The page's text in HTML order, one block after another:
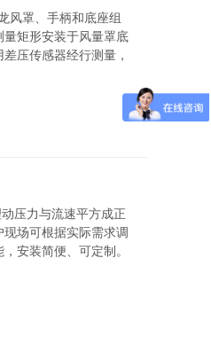
风罩、手柄和底座组
矩形安装于风量罩底
压传感器经行测量，
压力与流速平方成正
场可根据实际需求调
安装简便、可定制。